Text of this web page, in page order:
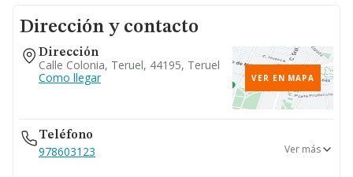
Dirección y contacto
Dirección
Calle Colonia, Teruel, 44195, Teruel
Como llegar
VER EN MAPA
Teléfono
978603123 Ver más